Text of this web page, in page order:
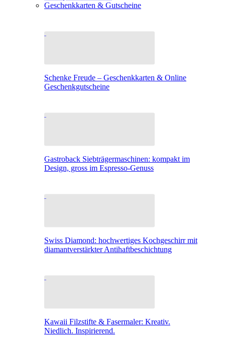
Geschenkkarten & Gutscheine
Schenke Freude – Geschenkkarten & Online
Geschenkgutscheine
Gastroback Siebträgermaschinen: kompakt im
Design, gross im Espresso-Genuss
Swiss Diamond: hochwertiges Kochgeschirr mit
diamantverstärkter Antihaftbeschichtung
Kawaii Filzstifte & Fasermaler: Kreativ.
Niedlich. Inspirierend.